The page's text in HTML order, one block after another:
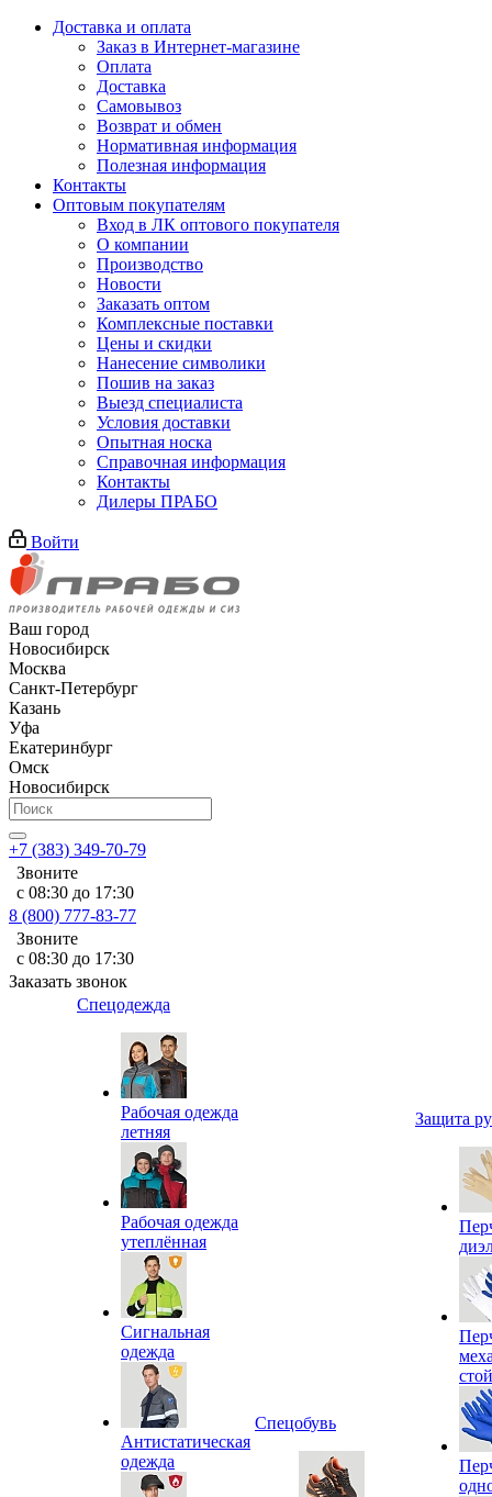
Доставка и оплата
Заказ в Интернет-магазине
Оплата
Доставка
Самовывоз
Возврат и обмен
Нормативная информация
Полезная информация
Контакты
Оптовым покупателям
Вход в ЛК оптового покупателя
О компании
Производство
Новости
Заказать оптом
Комплексные поставки
Цены и скидки
Нанесение символики
Пошив на заказ
Выезд специалиста
Условия доставки
Опытная носка
Справочная информация
Контакты
Дилеры ПРАБО
Войти
Ваш город
Новосибирск
Москва
Санкт-Петербург
Казань
Уфа
Екатеринбург
Омск
Новосибирск
+7 (383) 349-70-79
Звоните
с 08:30 до 17:30
8 (800) 777-83-77
Звоните
с 08:30 до 17:30
Заказать звонок
Спецодежда
Рабочая одежда
летняя
Рабочая одежда
утеплённая
Сигнальная
одежда
Антистатическая
одежда
Спецобувь
Защита